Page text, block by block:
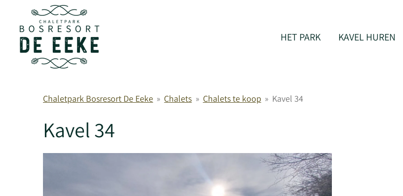
direct
naar
HET PARK KAVEL HUREN
Chaletpark Bosresort De Eeke » Chalets » Chalets te koop » Kavel 34
Kavel 34